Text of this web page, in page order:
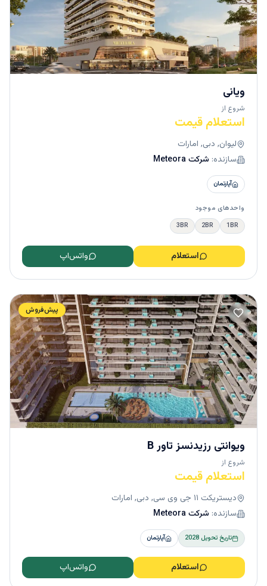
ویانی
شروع از
استعلام قیمت
لیوان, دبی, امارات
سازنده: شرکت Meteora
آپارتمان
واحدهای موجود
1BR
2BR
3BR
استعلام واتس‌اپ
پیش‌فروش
ویوانتی رزیدنسز تاور B
شروع از
استعلام قیمت
دیستریکت ۱۱ جی وی سی, دبی, امارات
سازنده: شرکت Meteora
تاریخ تحویل2028 آپارتمان
استعلام واتس‌اپ